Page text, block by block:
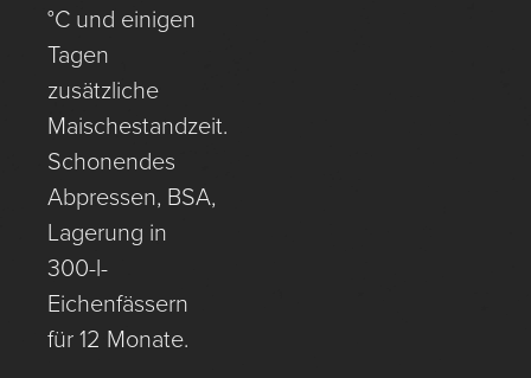
°C und einigen
Tagen
zusätzliche
Maischestandzeit.
Schonendes
Abpressen, BSA,
Lagerung in
300-l-
Eichenfässern
für 12 Monate.